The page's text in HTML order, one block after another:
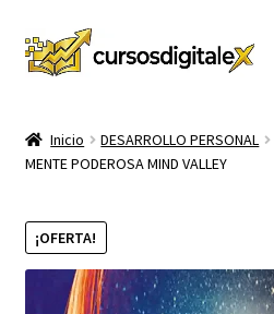
Ir
a
Ir
al
TIENDA
CURSOS
MEMBRESIA
Inicio DESARROLLO PERSONAL
MENTE PODEROSA MIND VALLEY
¡OFERTA!